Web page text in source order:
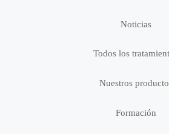
Noticias
Todos los
Nuestros
Formación